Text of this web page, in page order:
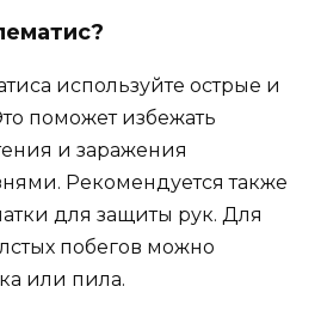
используйте острые и
поможет избежать
и заражения
Рекомендуется также
для защиты рук. Для
побегов можно
или пила.